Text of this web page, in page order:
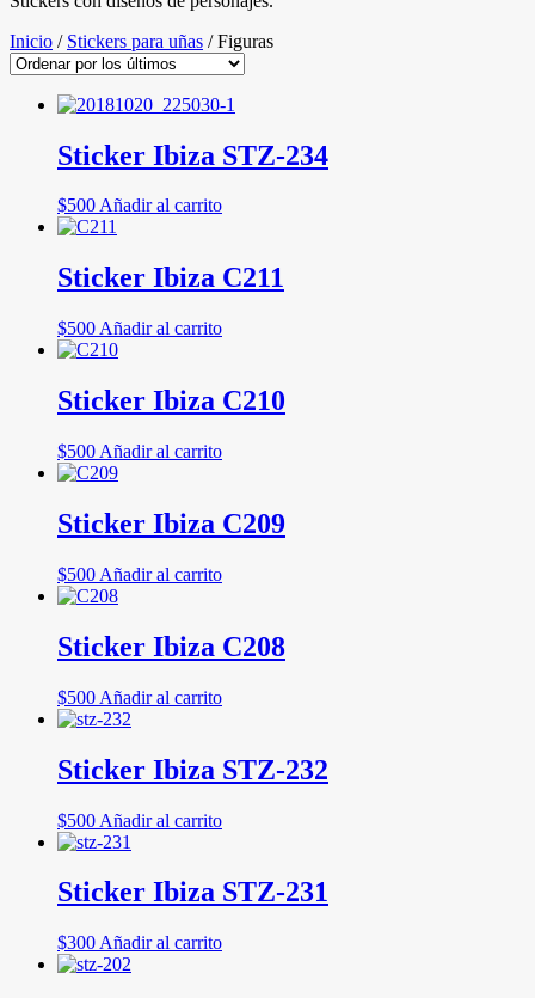
Inicio / Stickers para uñas / Figuras
Sticker Ibiza STZ-234
$500Añadir al carrito
Sticker Ibiza C211
$500 Añadir al carrito
Sticker Ibiza C210
$500 Añadir al carrito
Sticker Ibiza C209
$500 Añadir al carrito
Sticker Ibiza C208
$500 Añadir al carrito
Sticker Ibiza STZ-232
$500 Añadir al carrito
Sticker Ibiza STZ-231
$300 Añadir al carrito